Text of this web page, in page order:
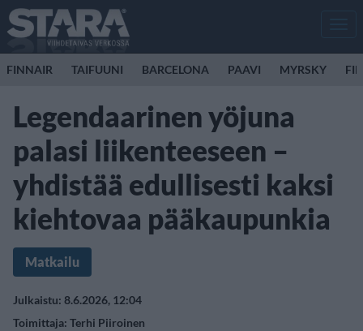
FINNAIR TAIFUUNI BARCELONA PAAVI MYRSKY
Legendaarinen yöjuna
palasi liikenteeseen –
yhdistää edullisesti kaksi
kiehtovaa pääkaupunkia
Matkailu
Julkaistu: 8.6.2026, 12:04
Toimittaja: Terhi Piiroinen